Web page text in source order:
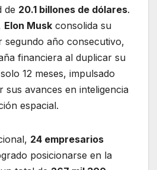
de 20.1 billones de dólares.
Elon Musk consolida su
segundo año consecutivo,
financiera al duplicar su
12 meses, impulsado
sus avances en inteligencia
espacial.
24 empresarios
posicionarse en la